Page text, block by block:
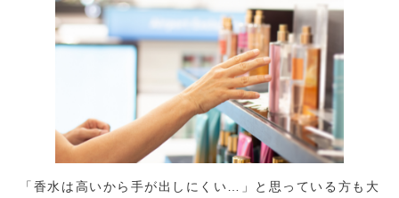
「香水は高いから手が出しにくい…」と思っている方も大